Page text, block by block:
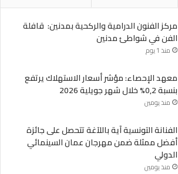
مركز الفنون الدرامية والركحية بمدنين: قافلة
الفن في شواطئ مدنين
منذ 1 يوم
معهد الإحصاء: مؤشر أسعار الاستهلاك يرتفع
بنسبة 0,2% خلال شهر جويلية 2026
منذ يومين
الفنانة التونسية آية باللآغة تتحصل على جائزة
أفضل ممثلة ضمن مهرجان عمان السينمائي
الدولي
منذ يومين